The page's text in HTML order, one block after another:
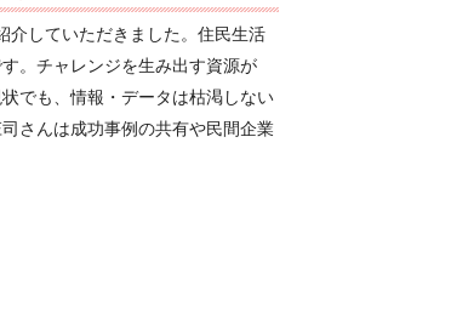
介していただきました。住民生活
。チャレンジを生み出す資源が
でも、情報・データは枯渇しない
さんは成功事例の共有や民間企業